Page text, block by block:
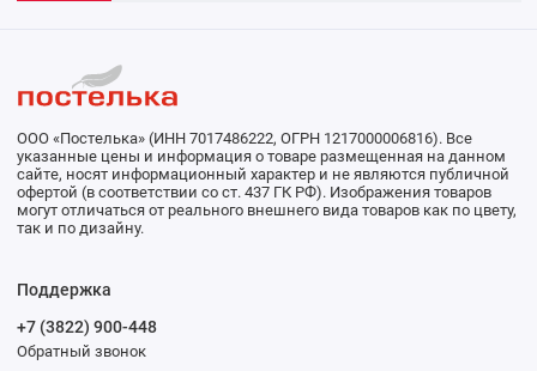
ООО «Постелька» (ИНН 7017486222, ОГРН 1217000006816). Все
указанные цены и информация о товаре размещенная на данном
сайте, носят информационный характер и не являются публичной
офертой (в соответствии со ст. 437 ГК РФ). Изображения товаров
могут отличаться от реального внешнего вида товаров как по цвету,
так и по дизайну.
Поддержка
+7 (3822) 900-448
Обратный звонок